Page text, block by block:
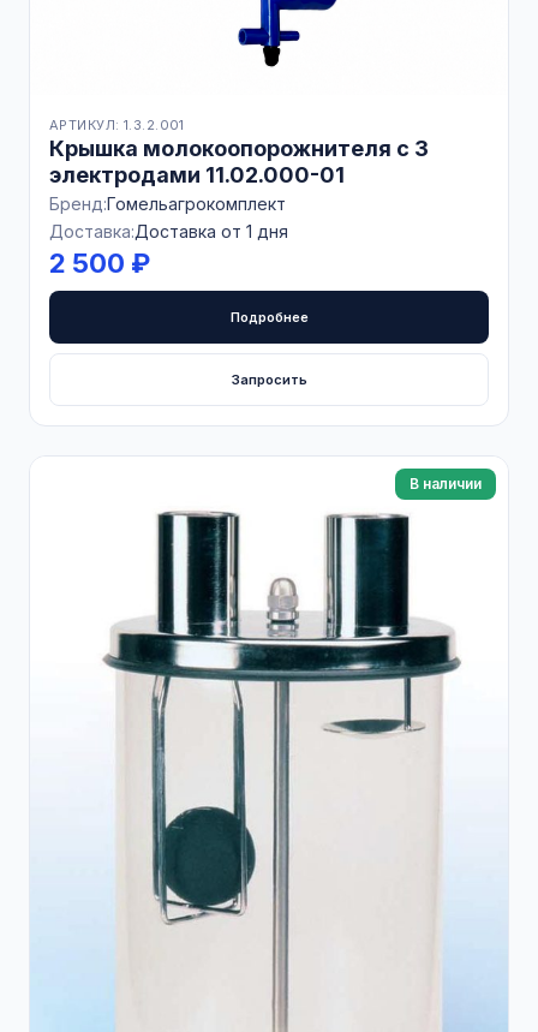
АРТИКУЛ: 1.3.2.001
Крышка молокоопорожнителя с 3
электродами 11.02.000-01
Бренд:Гомельагрокомплект
Доставка:Доставка от 1 дня
2 500 ₽
Подробнее
Запросить
В наличии